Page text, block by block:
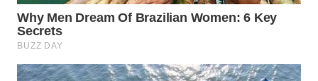
WAHANA
HEALTH
DESA